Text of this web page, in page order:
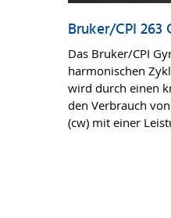
Bruker/CPI 263
Das Bruker/CPI
harmonischen
wird durch einen
den Verbrauch
(cw) mit einer